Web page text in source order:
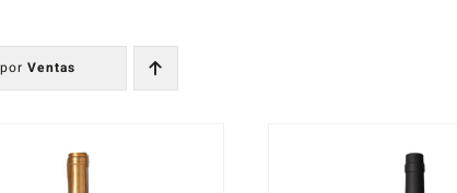
Ventas